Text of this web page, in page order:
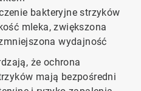
bakteryjne strzyków
mleka, zwiększona
wydajność
że ochrona
mają bezpośredni